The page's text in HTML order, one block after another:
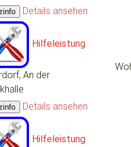
Details ansehen
Hilfeleistung
An der
Details ansehen
Hilfeleistung